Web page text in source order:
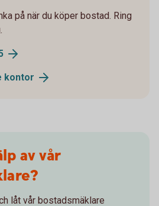
på när du köper bostad. Ring
kontor
av vår
låt vår bostadsmäklare